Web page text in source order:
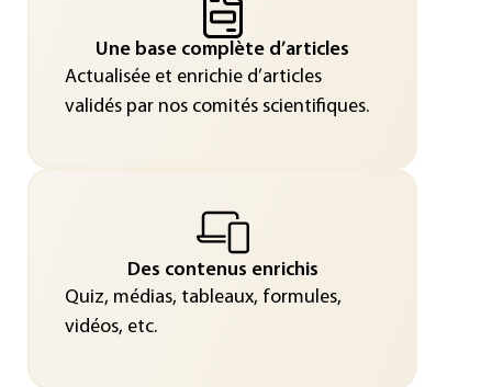
Une base complète d’articles
Actualisée et enrichie d’articles
validés par nos comités scientifiques.
Des contenus enrichis
Quiz, médias, tableaux, formules,
vidéos, etc.